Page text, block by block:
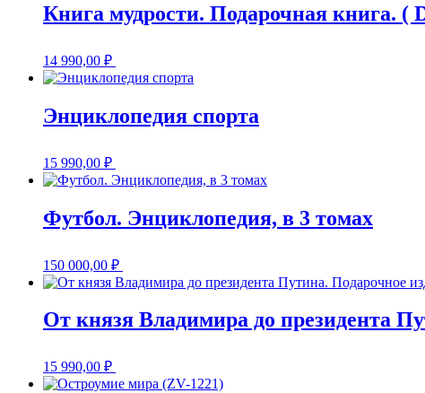
Книга мудрости. Подарочная книга. (
14 990,00 ₽
Энциклопедия спорта
15 990,00 ₽
Футбол. Энциклопедия, в 3 томах
150 000,00 ₽
От князя Владимира до президента
15 990,00 ₽